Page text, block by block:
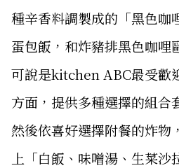
種辛香料調製成的「黑色咖
蛋包飯，和炸豬排黑色咖哩
可說是kitchen ABC最受歡
方面，提供多種選擇的組合
然後依喜好選擇附餐的炸物
上「白飯、味噌湯、生菜沙